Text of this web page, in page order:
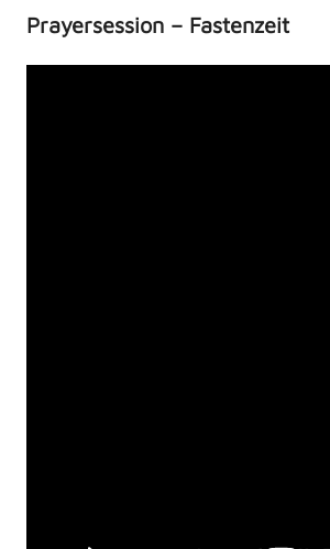
Prayersession – Fastenzeit